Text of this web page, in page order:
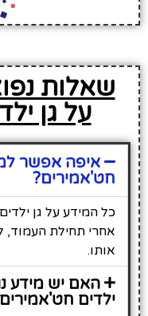
שאלות
על גן
איפה אפשר
חט'אמירים?
כל המידע על גן
אחרי תחילת העמוד,
אותו.
האם יש מידע
ילדים